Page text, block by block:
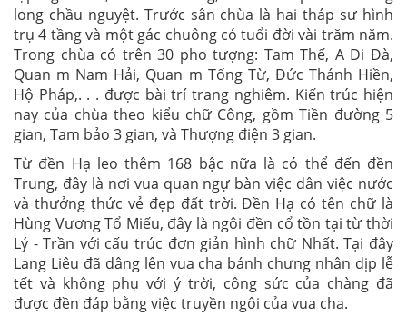
long chầu nguyệt. Trước sân chùa là hai tháp sư hình
trụ 4 tầng và một gác chuông có tuổi đời vài trăm năm.
Trong chùa có trên 30 pho tượng: Tam Thế, A Di Đà,
Quan m Nam Hải, Quan m Tống Từ, Đức Thánh Hiền,
Hộ Pháp,. . . được bài trí trang nghiêm. Kiến trúc hiện
nay của chùa theo kiểu chữ Công, gồm Tiền đường 5
gian, Tam bảo 3 gian, và Thượng điện 3 gian.
Từ đền Hạ leo thêm 168 bậc nữa là có thể đến đền
Trung, đây là nơi vua quan ngự bàn việc dân việc nước
và thưởng thức vẻ đẹp đất trời. Đền Hạ có tên chữ là
Hùng Vương Tổ Miếu, đây là ngôi đền cổ tồn tại từ thời
Lý - Trần với cấu trúc đơn giản hình chữ Nhất. Tại đây
Lang Liêu đã dâng lên vua cha bánh chưng nhân dịp lễ
tết và không phụ với ý trời, công sức của chàng đã
được đền đáp bằng việc truyền ngôi của vua cha.